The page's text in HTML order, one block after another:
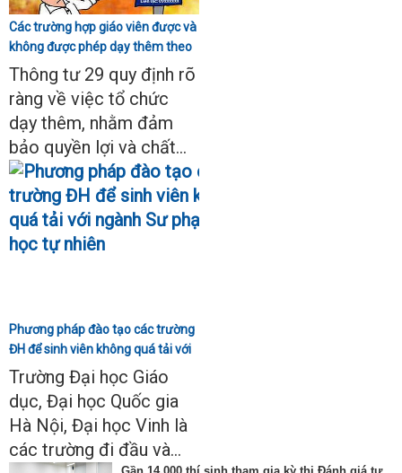
Các trường hợp giáo viên được và
không được phép dạy thêm theo
Thông tư 29
Thông tư 29 quy định rõ
ràng về việc tổ chức
dạy thêm, nhằm đảm
bảo quyền lợi và chất...
Phương pháp đào tạo các trường
ĐH để sinh viên không quá tải với
ngành Sư phạm Khoa học tự
nhiên
Trường Đại học Giáo
dục, Đại học Quốc gia
Hà Nội, Đại học Vinh là
các trường đi đầu và...